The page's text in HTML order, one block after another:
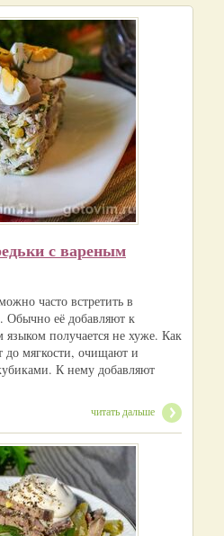
с вареным
часто встретить в
Обычно её добавляют к
получается не хуже. Как
до мягкости, очищают и
К нему добавляют
читать дальше